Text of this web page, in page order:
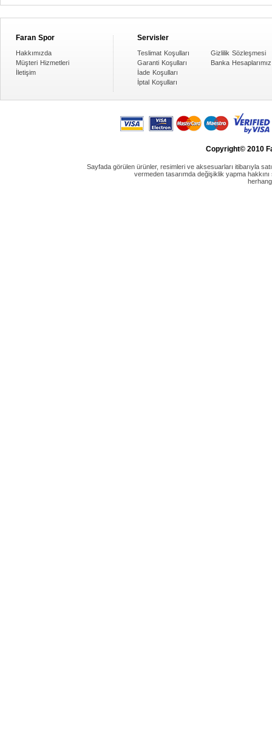
Faran Spor
Hakkımızda
Müşteri Hizmetleri
İletişim
Servisler
Teslimat Koşulları
Gizlilik Sözleşmesi
Garanti Koşulları
Banka Hesaplarımız
İade Koşulları
İptal Koşulları
Copyright© 2010
Sayfada görülen ürünler, resimleri ve aksesuarları itibarıyla
vermeden tasarımda değişiklik yapma